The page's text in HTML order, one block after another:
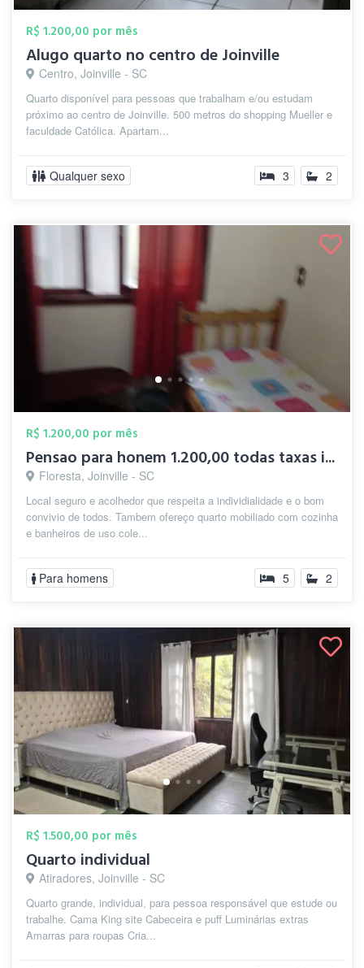
R$ 1.200,00 por mês
Alugo quarto no centro de Joinville
Centro, Joinville - SC
Quarto disponível para pessoas que trabalham e/ou estudam
próximo ao centro de Joinville. 500 metros do shopping Mueller e
faculdade Católica. Apartam...
Qualquer sexo 3 2
R$ 1.200,00 por mês
Pensao para honem 1.200,00 todas taxas i...
Floresta, Joinville - SC
Local seguro e acolhedor que respeita a individialidade e o bom
convivio de todos. Tambem ofereço quarto mobiliado com cozinha
e banheiros de uso cole...
Para homens 5 2
R$ 1.500,00 por mês
Quarto individual
Atiradores, Joinville - SC
Quarto grande, individual, para pessoa responsável que estude ou
trabalhe. Cama King site Cabeceira e puff Luminárias extras
Amarras para roupas Cria...